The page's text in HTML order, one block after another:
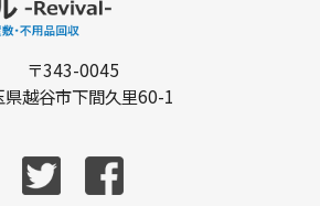
〒343-0045
県越谷市下間久里60-1